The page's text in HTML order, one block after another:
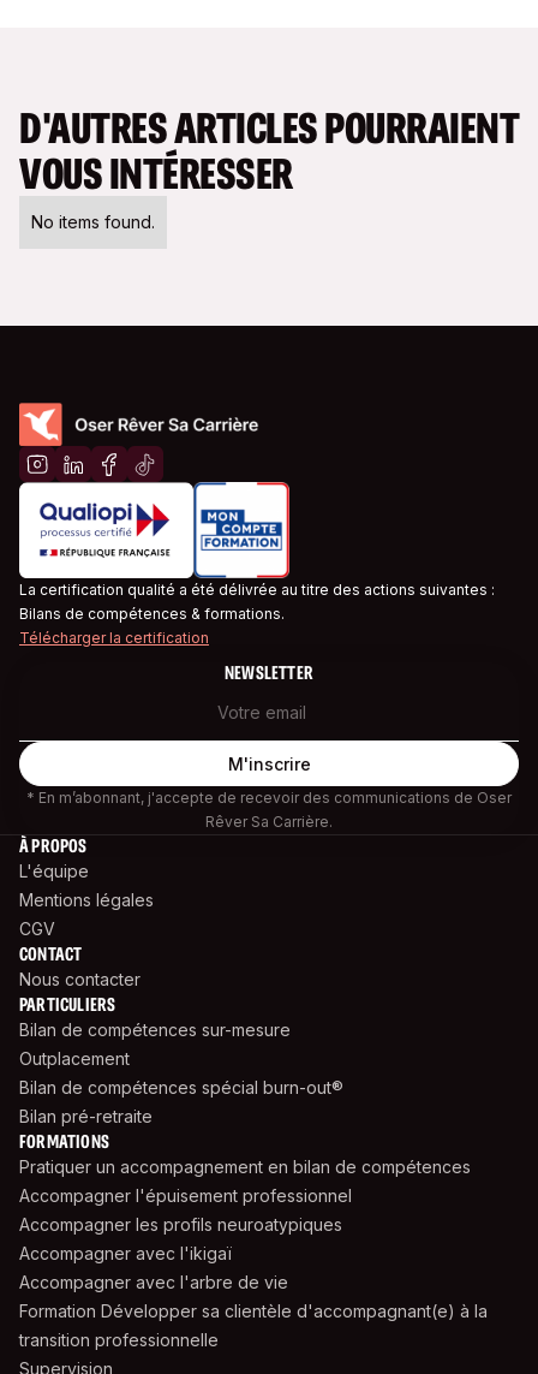
D'AUTRES ARTICLES POURRAIENT
VOUS INTÉRESSER
No items found.
La certification qualité a été délivrée au titre des actions suivantes :
Bilans de compétences & formations.
Télécharger la certification
NEWSLETTER
* En m’abonnant, j'accepte de recevoir des communications de Oser
Rêver Sa Carrière.
À PROPOS
L'équipe
Mentions légales
CGV
CONTACT
Nous contacter
PARTICULIERS
Bilan de compétences sur-mesure
Outplacement
Bilan de compétences spécial burn-out®
Bilan pré-retraite
FORMATIONS
Pratiquer un accompagnement en bilan de compétences
Accompagner l'épuisement professionnel
Accompagner les profils neuroatypiques
Accompagner avec l'ikigaï
Accompagner avec l'arbre de vie
Formation Développer sa clientèle d'accompagnant(e) à la
transition professionnelle
Supervision